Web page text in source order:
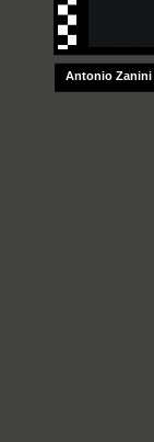
Antonio Zanini